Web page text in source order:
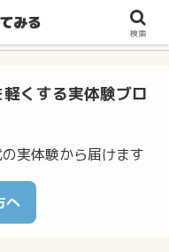
らの暮らしをラクに整え
くする実体験ブロ
実体験から届けます
へ
みる
検索